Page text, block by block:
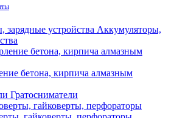
Аккумуляторы,
бетона, кирпича алмазным
Гратосниматели